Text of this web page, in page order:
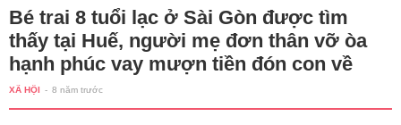
Bé trai 8 tuổi lạc ở Sài Gòn được tìm
thấy tại Huế, người mẹ đơn thân vỡ òa
hạnh phúc vay mượn tiền đón con về
XÃ HỘI - 8 năm trước